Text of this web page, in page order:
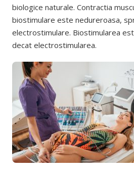
biologice naturale. Contractia
biostimulare este nedureroasa,
electrostimulare. Biostimularea
decat electrostimularea.